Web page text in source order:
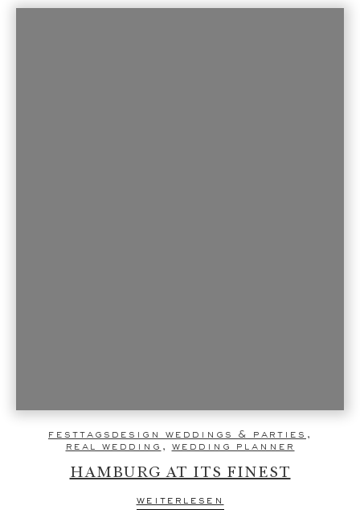
festtagsdesign weddings & parties
,
real wedding
, wedding planner
HAMBURG AT ITS FINEST
weiterlesen